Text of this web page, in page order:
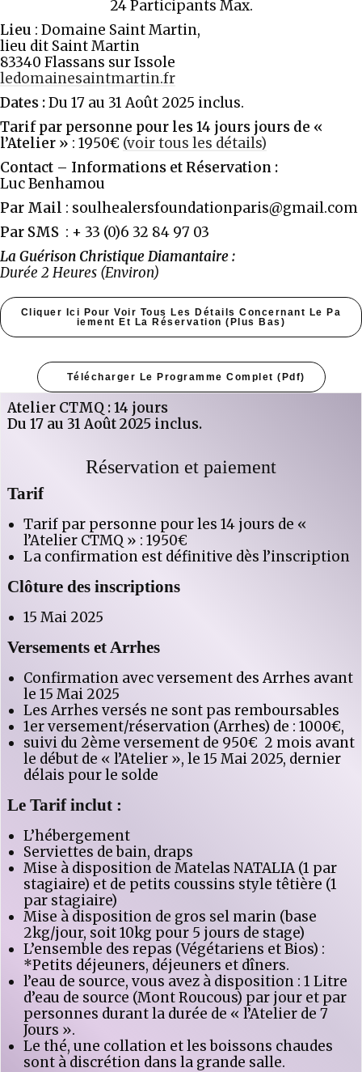
24 Participants Max.
Lieu : Domaine Saint Martin,
lieu dit Saint Martin
83340 Flassans sur Issole
ledomainesaintmartin.fr
Dates :Du 17 au 31 Août 2025 inclus.
Tarif par personne pour les 14 jours jours de «
l’Atelier » : 1950€ (voir tous les détails)
Contact – Informations et Réservation :
Luc Benhamou
Par Mail : soulhealersfoundationparis@gmail.com
Par SMS : + 33 (0)6 32 84 97 03
La Guérison Christique Diamantaire :
Durée 2 Heures (Environ)
Cliquer Ici Pour Voir Tous Les Détails Concernant Le Pa
Iement Et La Réservation (plus Bas)
Télécharger Le Programme Complet (pdf)
Atelier CTMQ : 14 jours
Du 17 au 31 Août 2025 inclus.
Réservation et paiement
Tarif
Tarif par personne pour les 14 jours de «
l’Atelier CTMQ » : 1950€
La confirmation est définitive dès l’inscription
Clôture des inscriptions
15 Mai 2025
Versements et Arrhes
Confirmation avec versement des Arrhes avant
le 15 Mai 2025
Les Arrhes versés ne sont pas remboursables
1er versement/réservation (Arrhes) de : 1000€,
suivi du 2ème versement de 950€ 2 mois avant
le début de « l’Atelier », le 15 Mai 2025, dernier
délais pour le solde
Le Tarif inclut :
L’hébergement
Serviettes de bain, draps
Mise à disposition de Matelas NATALIA (1 par
stagiaire) et de petits coussins style têtière (1
par stagiaire)
Mise à disposition de gros sel marin (base
2kg/jour, soit 10kg pour 5 jours de stage)
L’ensemble des repas (Végétariens et Bios) :
*Petits déjeuners, déjeuners et dîners.
l’eau de source, vous avez à disposition : 1 Litre
d’eau de source (Mont Roucous) par jour et par
personnes durant la durée de « l’Atelier de 7
Jours ».
Le thé, une collation et les boissons chaudes
sont à discrétion dans la grande salle.